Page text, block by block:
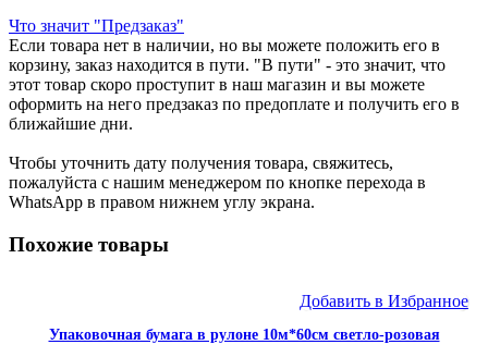
Что значит "Предзаказ"
Если товара нет в наличии, но вы можете положить его в
корзину, заказ находится в пути. "В пути" - это значит, что
этот товар скоро проступит в наш магазин и вы можете
оформить на него предзаказ по предоплате и получить его в
ближайшие дни.
Чтобы уточнить дату получения товара, свяжитесь,
пожалуйста с нашим менеджером по кнопке перехода в
WhatsApp в правом нижнем углу экрана.
Похожие товары
Добавить в Избранное
Упаковочная бумага в рулоне 10м*60см светло-розовая